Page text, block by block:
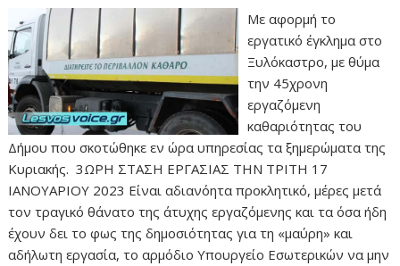
Με αφορμή το
εργατικό έγκλημα στο
Ξυλόκαστρο, με θύμα
την 45χρονη
εργαζόμενη
καθαριότητας του
Δήμου που σκοτώθηκε εν ώρα υπηρεσίας τα ξημερώματα της
Κυριακής. 3ΩΡΗ ΣΤΑΣΗ ΕΡΓΑΣΙΑΣ ΤΗΝ ΤΡΙΤΗ 17
ΙΑΝΟΥΑΡΙΟΥ 2023 Είναι αδιανόητα προκλητικό, μέρες μετά
τον τραγικό θάνατο της άτυχης εργαζόμενης και τα όσα ήδη
έχουν δει το φως της δημοσιότητας για τη «μαύρη» και
αδήλωτη εργασία, το αρμόδιο Υπουργείο Εσωτερικών να μην